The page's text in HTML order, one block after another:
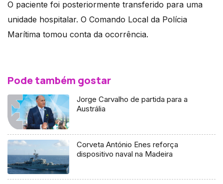
O paciente foi posteriormente transferido para uma
unidade hospitalar. O Comando Local da Polícia
Marítima tomou conta da ocorrência.​
Pode também gostar
Jorge Carvalho de partida para a
Austrália
Corveta António Enes reforça
dispositivo naval na Madeira